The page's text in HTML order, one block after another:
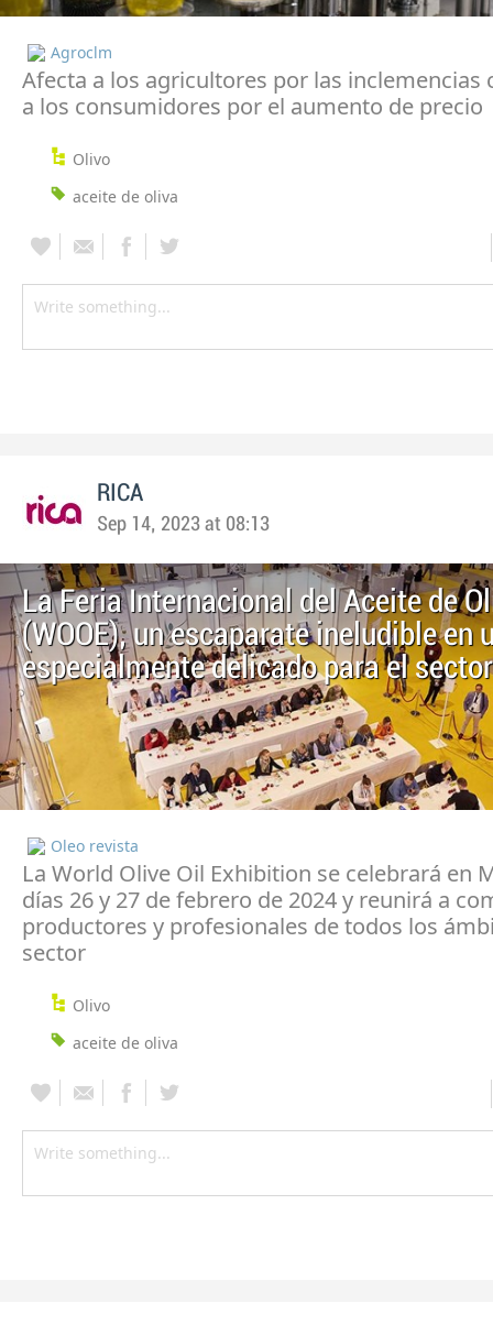
Agroclm
Afecta a los agricultores por las inclemencias
a los consumidores por el aumento de precio
Olivo
aceite de oliva
RICA
Sep 14, 2023 at 08:13
La Feria Internacional del Aceite de
(WOOE), un escaparate ineludible en
especialmente delicado para el sector
Oleo revista
La World Olive Oil Exhibition se celebrará en
días 26 y 27 de febrero de 2024 y reunirá a
productores y profesionales de todos los
sector
Olivo
aceite de oliva